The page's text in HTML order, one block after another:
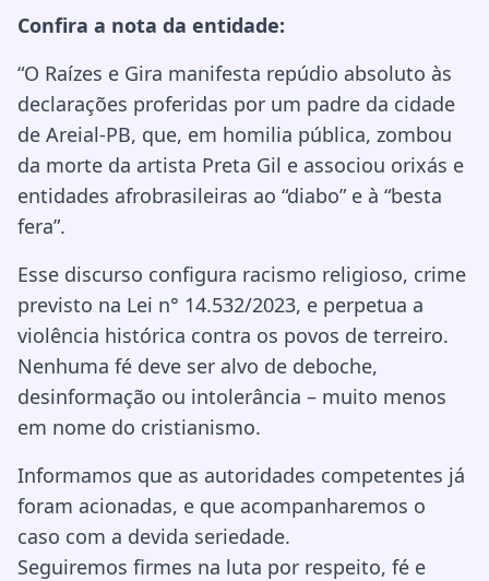
Confira a nota da entidade:
“O Raízes e Gira manifesta repúdio absoluto às
declarações proferidas por um padre da cidade
de Areial-PB, que, em homilia pública, zombou
da morte da artista Preta Gil e associou orixás e
entidades afrobrasileiras ao “diabo” e à “besta
fera”.
Esse discurso configura racismo religioso, crime
previsto na Lei n° 14.532/2023, e perpetua a
violência histórica contra os povos de terreiro.
Nenhuma fé deve ser alvo de deboche,
desinformação ou intolerância – muito menos
em nome do cristianismo.
Informamos que as autoridades competentes já
foram acionadas, e que acompanharemos o
caso com a devida seriedade.
Seguiremos firmes na luta por respeito, fé e